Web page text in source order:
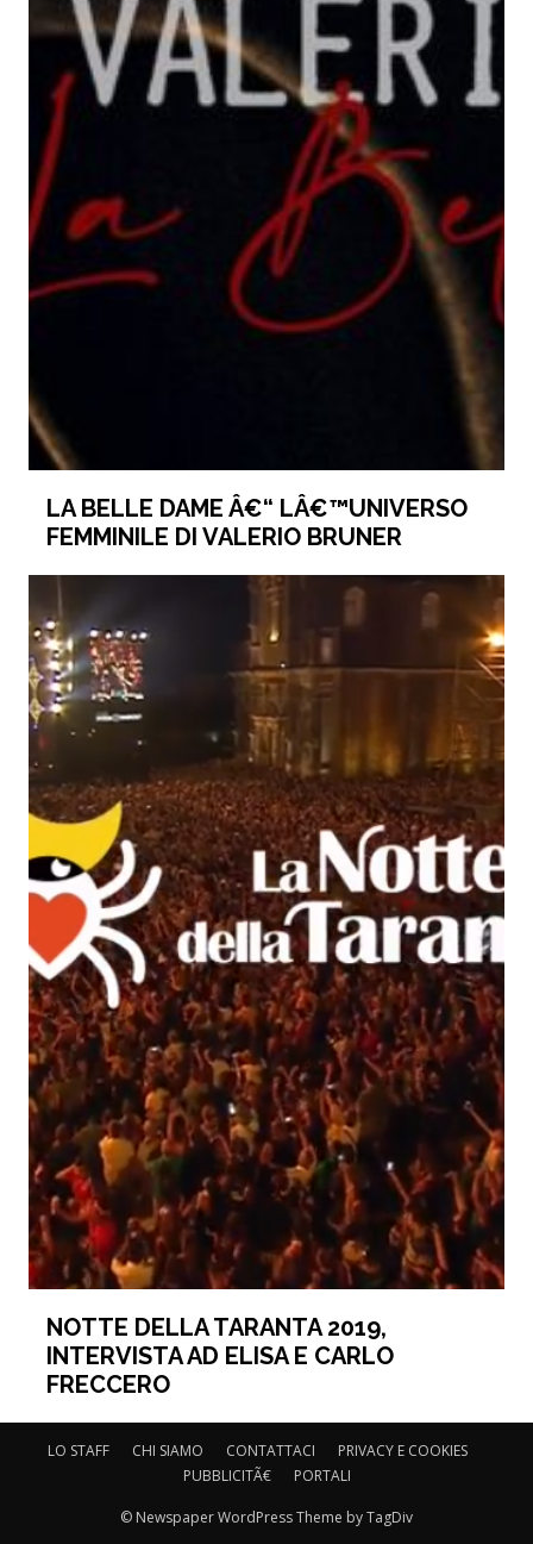
LA BELLE DAME Â€“ LÂ€™UNIVERSO
FEMMINILE DI VALERIO BRUNER
NOTTE DELLA TARANTA 2019,
INTERVISTA AD ELISA E CARLO
FRECCERO
LO STAFF CHI SIAMO CONTATTACI
PRIVACY E COOKIES
PUBBLICITÃ€
PORTALI
© Newspaper WordPress Theme by TagDiv